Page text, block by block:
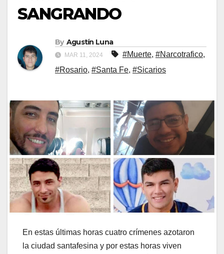
SANGRANDO
By Agustín Luna
MAR 11, 2024 #Muerte, #Narcotrafico,
#Rosario, #Santa Fe, #Sicarios
En estas últimas horas cuatro crímenes azotaron
la ciudad santafesina y por estas horas viven